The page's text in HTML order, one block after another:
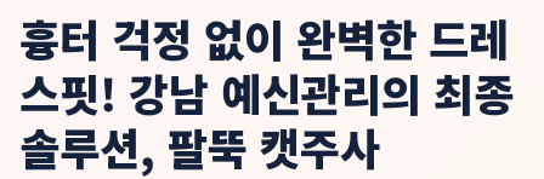
흉터 걱정 없이 완벽한 드레
스핏! 강남 예신관리의 최종
솔루션, 팔뚝 캣주사